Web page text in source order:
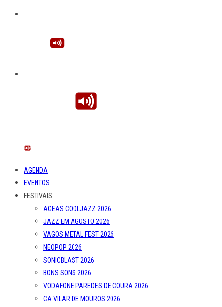
AGENDA
EVENTOS
FESTIVAIS
AGEAS COOLJAZZ 2026
JAZZ EM AGOSTO 2026
VAGOS METAL FEST 2026
NEOPOP 2026
SONICBLAST 2026
BONS SONS 2026
VODAFONE PAREDES DE COURA 2026
CA VILAR DE MOUROS 2026